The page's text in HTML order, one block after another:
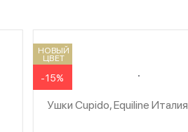
НОВЫЙ
ЦВЕТ
-15%
Ушки Cupido, Equiline Италия